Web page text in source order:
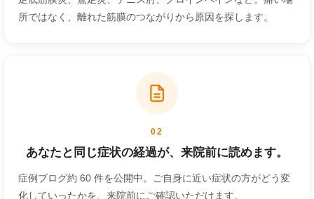
所ではなく、離れた筋膜のつながりから原因を探します。
02
あなたと同じ症状の経過が、来院前に読めます。
症例ブログ約 60 件を公開中。ご自身に近い症状の方がどう変
化していったかを、来院前にご確認いただけます。